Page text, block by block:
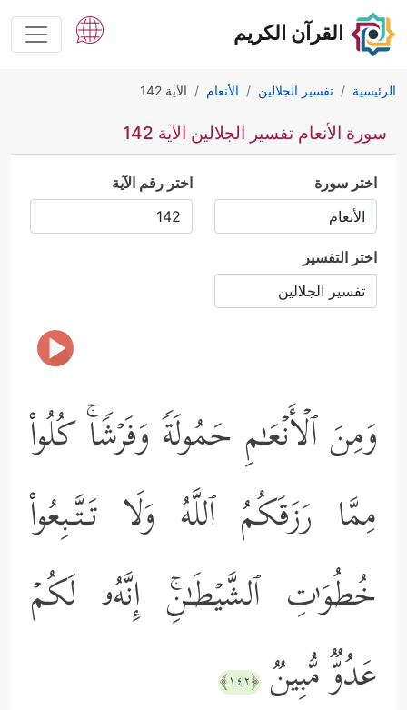
القرآن الكريم
الرئيسية تفسير الجلالين الأنعام الآية 142
سورة الأنعام تفسير الجلالين الآية 142
اختر سورة اختر رقم الآية
اختر التفسير
وَمِنَ ٱلۡأَنۡعَـٰمِ حَمُولَةࣰ وَفَرۡشࣰاۚ كُلُواْ
مِمَّا رَزَقَكُمُ ٱللَّهُ وَلَا تَـتَّـبِعُواْ
خُطُوَ ٰ⁠تِ ٱلشَّیۡطَـٰنِۚ إِنَّهُۥ لَكُمۡ
عَدُوࣱّ مُّبِینࣱ ﴿١٤٢﴾